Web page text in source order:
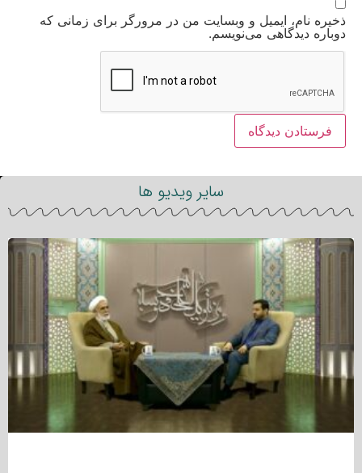
ذخیره نام، ایمیل و وبسایت من در مرورگر برای زمانی که
دوباره دیدگاهی می‌نویسم.
سایر ویدیو ها